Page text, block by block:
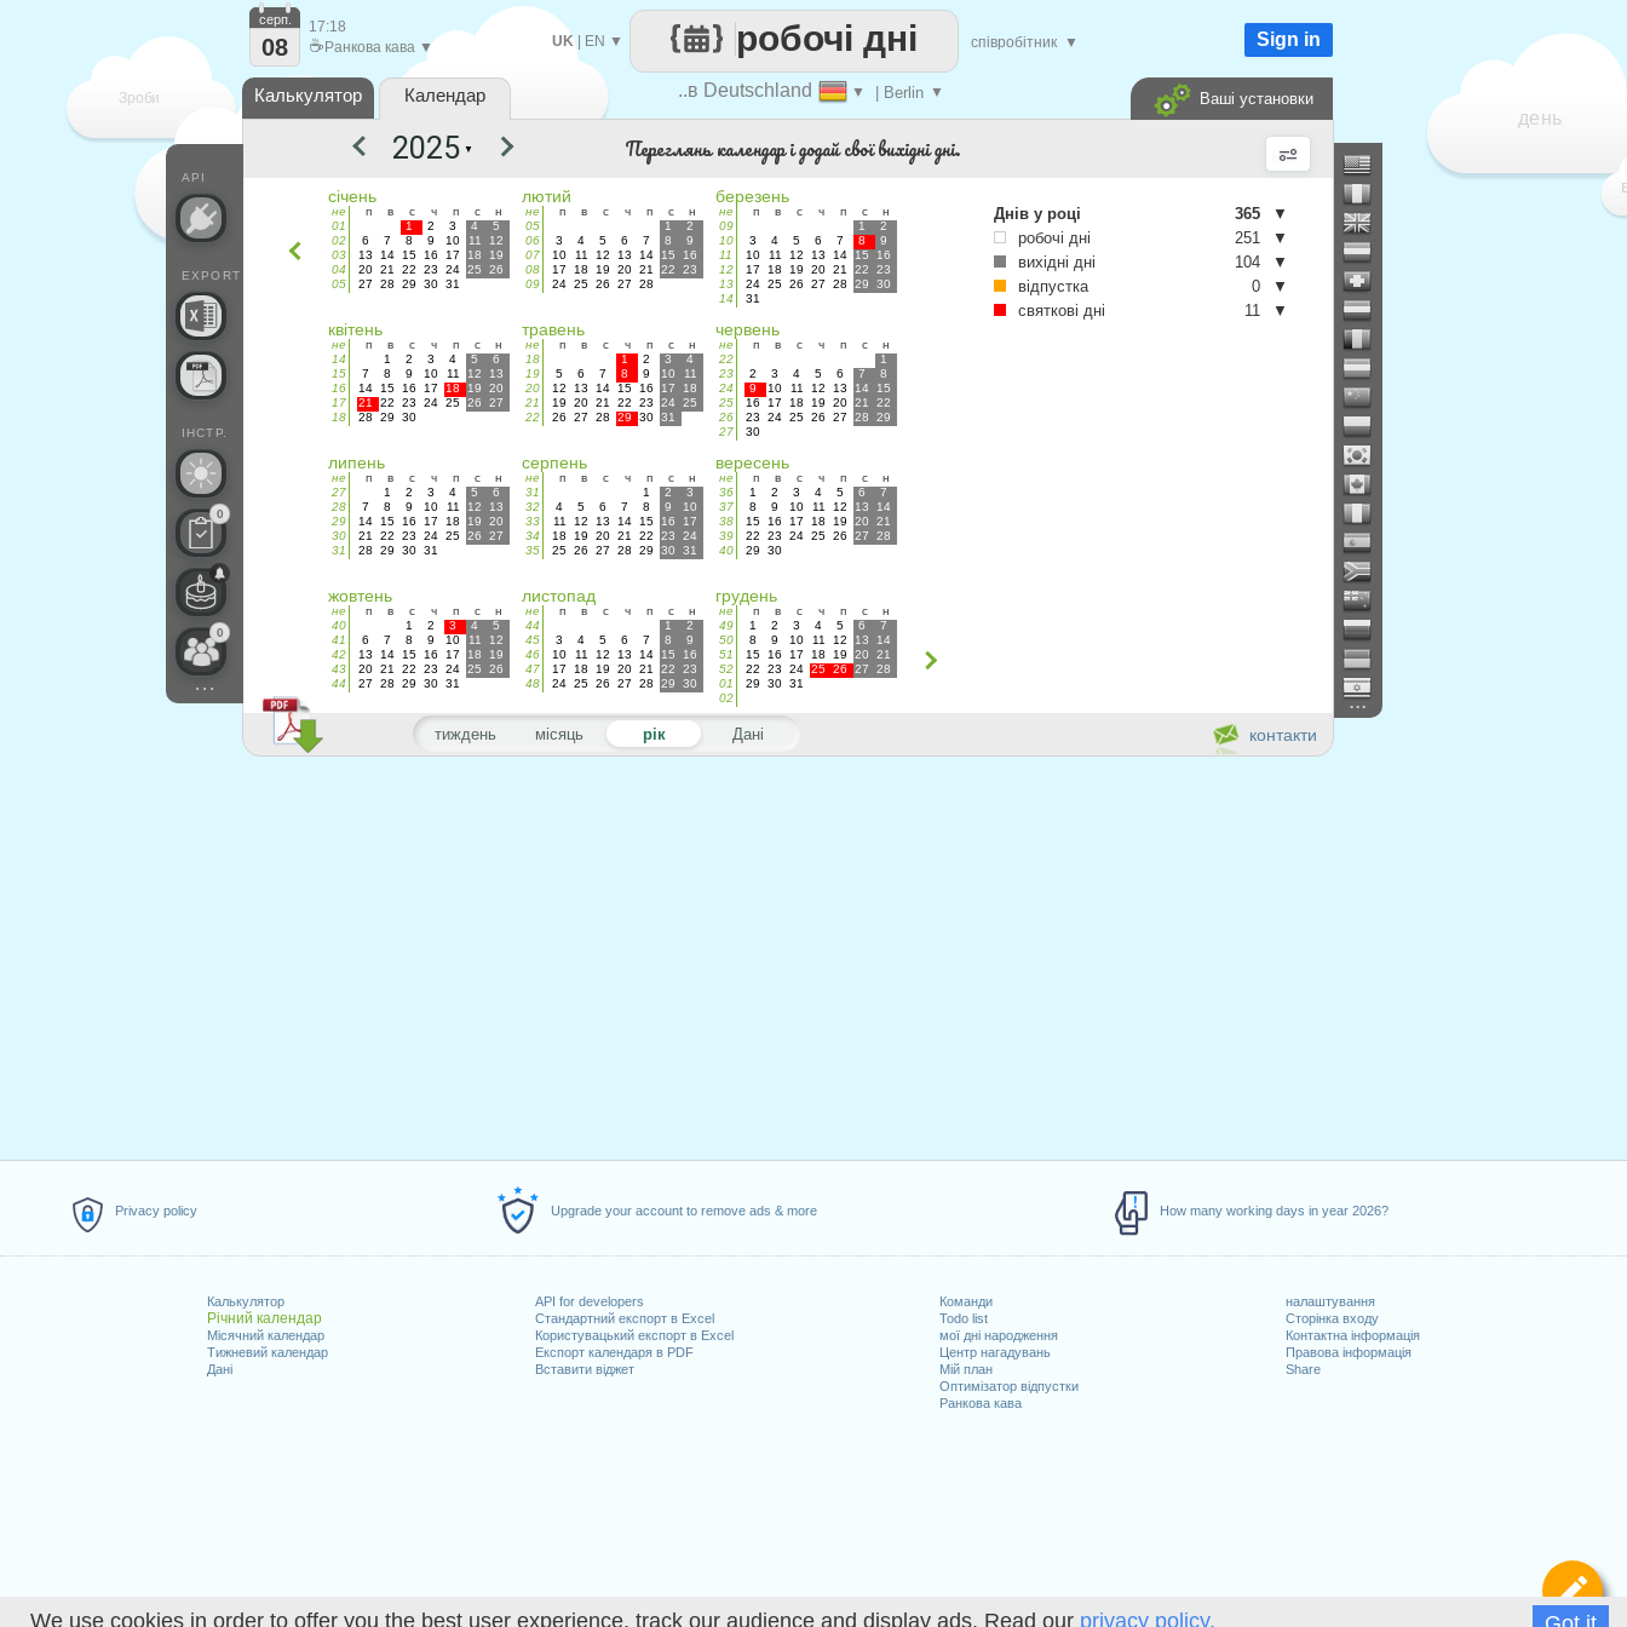
We use cookies in order to offer you the best user experience, track our audience and display ads. Read our privacy policy.
Privacy policy Upgrade your account to remove ads & more How many working days in year 2026?
Калькулятор
Річний календар
Місячний календар
Тижневий календар
Дані
API for developers
Стандартний експорт в Excel
Користувацький експорт в Excel
Експорт календаря в PDF
Вставити віджет
Команди
Todo list
мої дні народження
Центр нагадувань
Мій план
Оптимізатор відпустки
Ранкова кава
налаштування
Сторінка входу
Контактна інформація
Правова інформація
Share
Зроби
день
..в Deutschland ▼ | Berlin ▼
робочі дні
UK| EN ▼ співробітник ▼
API
EXPORT
ІНСТР.
0
0
...
серп.
08
17:18
☕ Ранкова кава ▼ Sign in
Калькулятор Календар Ваші установки
...
контакти
▼ Переглянь календар і додай свої вихідні дні.
січень
не п в с ч п с
н
01
1 2 3 4
5
02
6 7 8 9 10 11
12
03
13 14 15 16 17 18
19
04
20 21 22 23 24 25
26
05
27 28 29 30 31
лютий
не п в с ч п с
н
05
1
2
06
3 4 5 6 7 8
9
07
10 11 12 13 14 15
16
08
17 18 19 20 21 22
23
09
24 25 26 27 28
березень
не п в с ч п с
н
09
1
2
10
3 4 5 6 7 8
9
11
10 11 12 13 14 15
16
12
17 18 19 20 21 22
23
13
24 25 26 27 28 29
30
14
31
квітень
не п в с ч п с
н
14
1 2 3 4 5
6
15
7 8 9 10 11 12
13
16
14 15 16 17 18 19
20
17
21 22 23 24 25 26
27
18
28 29 30
травень
не п в с ч п с
н
18
1 2 3
4
19
5 6 7 8 9 10
11
20
12 13 14 15 16 17
18
21
19 20 21 22 23 24
25
22
26 27 28 29 30 31
червень
не п в с ч п с
н
22
1
23
2 3 4 5 6 7
8
24
9 10 11 12 13 14
15
25
16 17 18 19 20 21
22
26
23 24 25 26 27 28
29
27
30
липень
не п в с ч п с
н
27
1 2 3 4 5
6
28
7 8 9 10 11 12
13
29
14 15 16 17 18 19
20
30
21 22 23 24 25 26
27
31
28 29 30 31
серпень
не п в с ч п с
н
31
1 2
3
32
4 5 6 7 8 9
10
33
11 12 13 14 15 16
17
34
18 19 20 21 22 23
24
35
25 26 27 28 29 30 31
вересень
не п в с ч п с
н
36
1 2 3 4 5 6
7
37
8 9 10 11 12 13
14
38
15 16 17 18 19 20
21
39
22 23 24 25 26 27
28
40
29 30
жовтень
не п в с ч п с
н
40
1 2 3 4
5
41
6 7 8 9 10 11
12
42
13 14 15 16 17 18
19
43
20 21 22 23 24 25
26
44
27 28 29 30 31
листопад
не п в с ч п с
н
44
1
2
45
3 4 5 6 7 8
9
46
10 11 12 13 14 15
16
47
17 18 19 20 21 22
23
48
24 25 26 27 28 29 30
грудень
не п в с ч п с
н
49
1 2 3 4 5 6
7
50
8 9 10 11 12 13
14
51
15 16 17 18 19 20
21
52
22 23 24 25 26 27
28
01
29 30 31
02
тиждень місяць рік Дані
Днів у році 365
▼
робочі дні
251
▼
вихідні дні
104
▼
відпустка
0
▼
святкові дні
11 ▼